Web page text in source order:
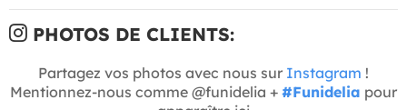
PHOTOS DE CLIENTS:
Partagez vos photos avec nous sur Instagram !
Mentionnez-nous comme @funidelia + #Funidelia pour